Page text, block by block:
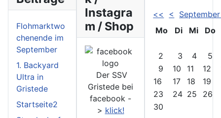
Flohmarktwo
chenende im
September
1. Backyard
Ultra in
Gristede
Startseite2
Instagra
m / Shop
Der SSV
Gristede bei
facebook -
> klick!
<< <
Mo
Di Mi Do
2 3 4 5
9
10 11 12
16
17 18 19
23
24 25 26
30